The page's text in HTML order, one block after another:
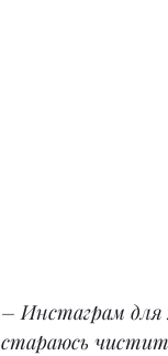
– Инстаграм для
стараюсь